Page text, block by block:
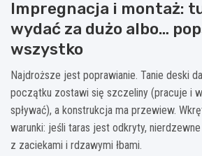
Impregnacja i montaż:
wydać za dużo albo…
wszystko
Najdroższe jest poprawianie. Tanie deski
początku zostawi się szczeliny (pracuje i
spływać), a konstrukcja ma przewiew.
warunki: jeśli taras jest odkryty,
z zaciekami i rdzawymi łbami.